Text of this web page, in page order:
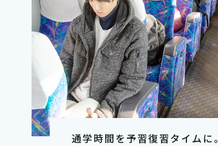
通学時間を予習復習タイムに。